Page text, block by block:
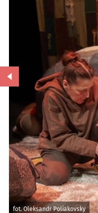
fot. Oleksandr Poliakovsky
Przejdź do